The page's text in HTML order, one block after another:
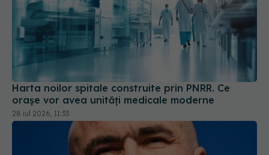
Harta noilor spitale construite prin PNRR. Ce
orașe vor avea unități medicale moderne
28 iul 2026, 11:33